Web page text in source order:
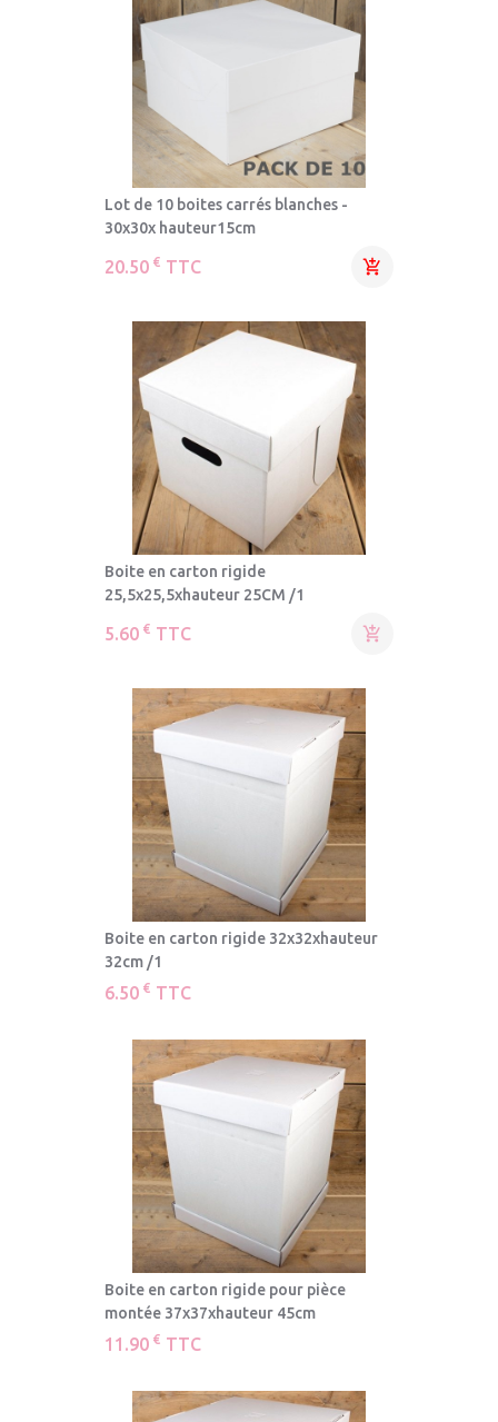
Lot de 10 boites carrés blanches -
30x30x hauteur15cm
20.50 € TTC 
Boite en carton rigide
25,5x25,5xhauteur 25CM /1
5.60 € TTC 
Boite en carton rigide 32x32xhauteur
32cm /1
6.50 € TTC
Boite en carton rigide pour pièce
montée 37x37xhauteur 45cm
11.90 € TTC